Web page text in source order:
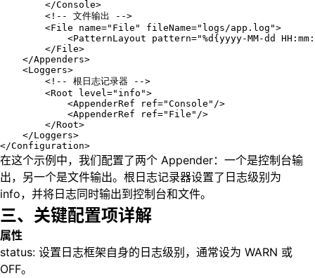
</Console>
<!-- 文件输出 -->
<File name="File" fileName="logs/app.log">
<PatternLayout pattern="%d{yyyy-MM-dd
</File>
</Appenders>
<Loggers>
<!-- 根日志记录器 -->
<Root level="info">
<AppenderRef ref="Console"/>
<AppenderRef ref="File"/>
</Root>
</Loggers>
</Configuration>
在这个示例中，我们配置了两个 Appender：一个是控制台输
出，另一个是文件输出。根日志记录器设置了日志级别为
info，并将日志同时输出到控制台和文件。
三、关键配置项详解
属性
status: 设置日志框架自身的日志级别，通常设为 WARN 或
OFF。